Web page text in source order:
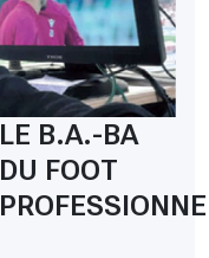
LE B.A.-BA
DU FOOT